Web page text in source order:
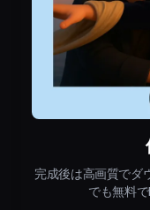
完成後は高画質でダ
でも無料